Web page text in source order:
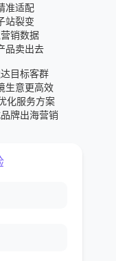
准适配
站裂变
销数据
品卖出去
目标客群
生意更高效
化服务方案
牌出海营销